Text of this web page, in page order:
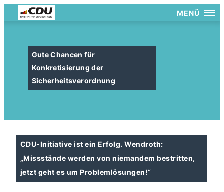
MENÜ
Gute Chancen für
Konkretisierung der
Sicherheitsverordnung
CDU-Initiative ist ein Erfolg. Wendroth:
Missstände werden von niemandem bestritten,
jetzt geht es um Problemlösungen!“